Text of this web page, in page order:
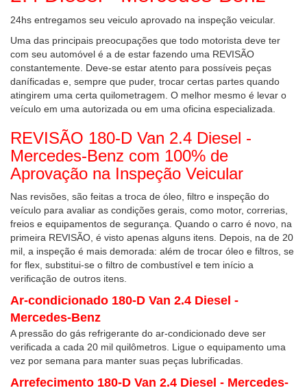
24hs entregamos seu veiculo aprovado na inspeção veicular.
Uma das principais preocupações que todo motorista deve ter
com seu automóvel é a de estar fazendo uma REVISÃO
constantemente. Deve-se estar atento para possíveis peças
daníficadas e, sempre que puder, trocar certas partes quando
atingirem uma certa quilometragem. O melhor mesmo é levar o
veículo em uma autorizada ou em uma oficina especializada.
REVISÃO 180-D Van 2.4 Diesel -
Mercedes-Benz com 100% de
Aprovação na Inspeção Veicular
Nas revisões, são feitas a troca de óleo, filtro e inspeção do
veículo para avaliar as condições gerais, como motor, correrias,
freios e equipamentos de segurança. Quando o carro é novo, na
primeira REVISÃO, é visto apenas alguns itens. Depois, na de 20
mil, a inspeção é mais demorada: além de trocar óleo e filtros, se
for flex, substitui-se o filtro de combustível e tem início a
verificação de outros itens.
Ar-condicionado 180-D Van 2.4 Diesel -
Mercedes-Benz
A pressão do gás refrigerante do ar-condicionado deve ser
verificada a cada 20 mil quilômetros. Ligue o equipamento uma
vez por semana para manter suas peças lubrificadas.
Arrefecimento 180-D Van 2.4 Diesel - Mercedes-